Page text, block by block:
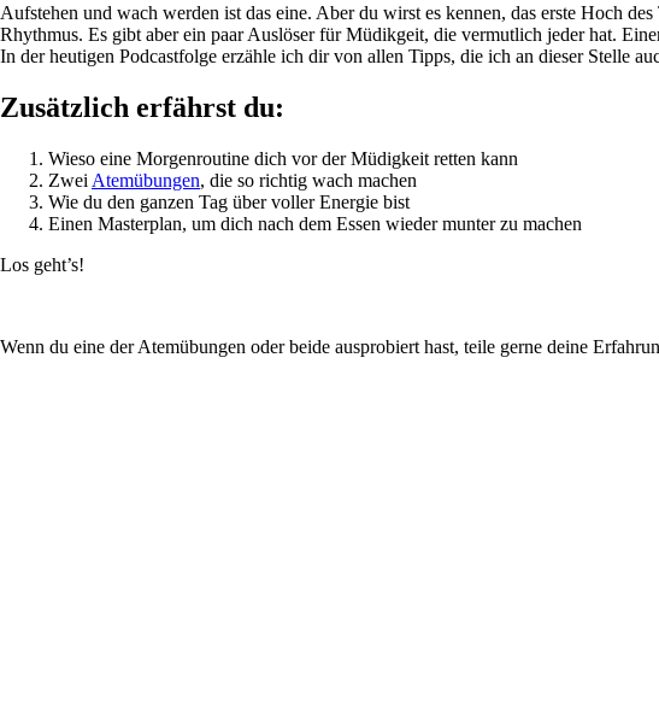
Aufstehen und wach werden ist das eine. Aber du wirst es kennen, das erste Hoch
Rhythmus. Es gibt aber ein paar Auslöser für Müdikgeit, die vermutlich jeder hat.
In der heutigen Podcastfolge erzähle ich dir von allen Tipps, die ich an dieser Stelle
Zusätzlich erfährst du:
Wieso eine Morgenroutine dich vor der Müdigkeit retten kann
Zwei Atemübungen, die so richtig wach machen
Wie du den ganzen Tag über voller Energie bist
Einen Masterplan, um dich nach dem Essen wieder munter zu machen
Los geht’s!
Wenn du eine der Atemübungen oder beide ausprobiert hast, teile gerne deine